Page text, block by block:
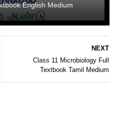
English Medium
NEXT
Class 11 Microbiology Full
Textbook Tamil Medium